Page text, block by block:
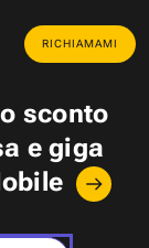
RICHIAMAMI
sconto
egiga